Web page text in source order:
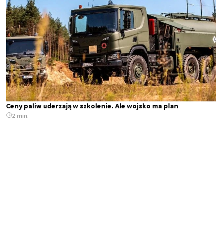
Ceny paliw uderzają w szkolenie. Ale wojsko ma plan
2 min.